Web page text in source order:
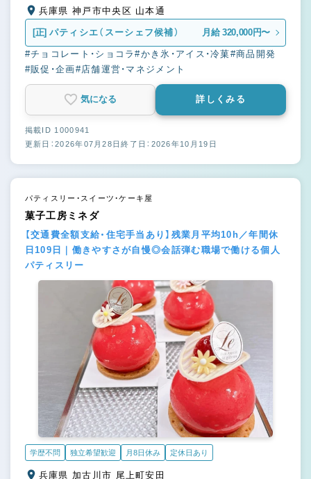
兵庫県 神戸市中央区 山本通
[正] パティシエ（スーシェフ候補） 月給 320,000円〜
#チョコレート・ショコラ#かき氷・アイス・冷菓#商品開発
#販促・企画#店舗運営・マネジメント
気になる 詳しくみる
掲載ID 1000941
更新日：2026年07月28日終了日：2026年10月19日
パティスリー・スイーツ・ケーキ屋
菓子工房ミネダ
【交通費全額支給・住宅手当あり】残業月平均10h／年間休
日109日｜働きやすさが自慢◎会話弾む職場で働ける個人
パティスリー
学歴不問 独立希望歓迎 月8日休み 定休日あり
兵庫県 加古川市 尾上町安田